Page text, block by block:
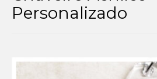
Aniversário Funcionário
Personalizado